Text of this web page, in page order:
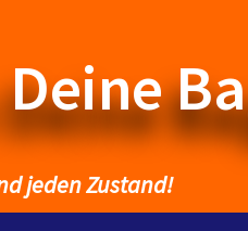
jeden Zustand!